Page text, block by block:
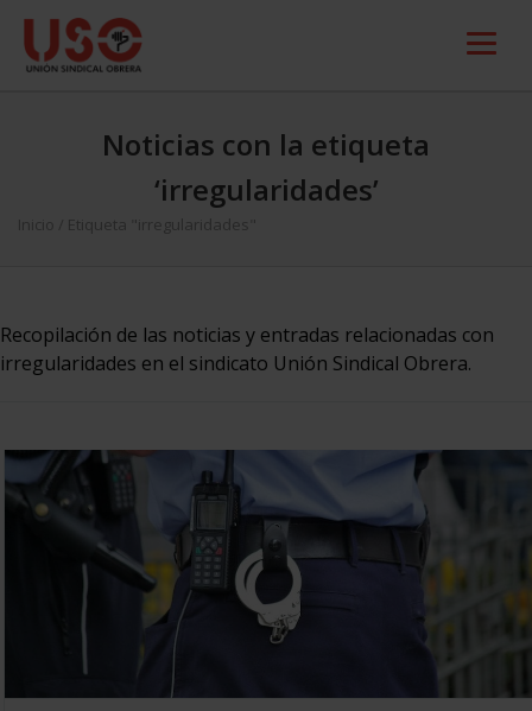
Noticias con la etiqueta
‘irregularidades’
Inicio Etiqueta "irregularidades"
Recopilación de las noticias y entradas relacionadas con
irregularidades en el sindicato Unión Sindical Obrera.